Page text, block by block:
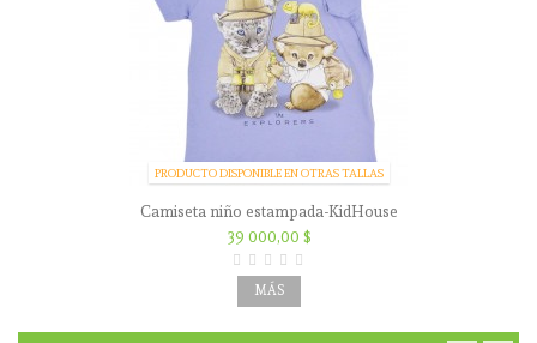
PRODUCTO DISPONIBLE EN OTRAS TALLAS
Camiseta niño estampada-KidHouse
39 000,00 $
MÁS